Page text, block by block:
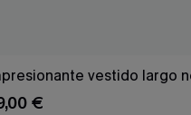
vestido largo
€